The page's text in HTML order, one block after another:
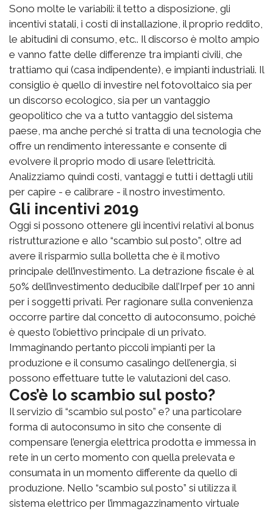
Sono molte le variabili: il tetto a disposizione, gli
incentivi statali, i costi di installazione, il proprio reddito,
le abitudini di consumo, etc.. Il discorso è molto ampio
e vanno fatte delle differenze tra impianti civili, che
trattiamo qui (casa indipendente), e impianti industriali. Il
consiglio è quello di investire nel fotovoltaico sia per
un discorso ecologico, sia per un vantaggio
geopolitico che va a tutto vantaggio del sistema
paese, ma anche perché si tratta di una tecnologia che
offre un rendimento interessante e consente di
evolvere il proprio modo di usare l’elettricità.
Analizziamo quindi costi, vantaggi e tutti i dettagli utili
per capire - e calibrare - il nostro investimento.
Gli incentivi 2019
Oggi si possono ottenere gli incentivi relativi al bonus
ristrutturazione e allo “scambio sul posto”, oltre ad
avere il risparmio sulla bolletta che è il motivo
principale dell’investimento. La detrazione fiscale è al
50% dell’investimento deducibile dall’Irpef per 10 anni
per i soggetti privati. Per ragionare sulla convenienza
occorre partire dal concetto di autoconsumo, poiché
è questo l’obiettivo principale di un privato.
Immaginando pertanto piccoli impianti per la
produzione e il consumo casalingo dell’energia, si
possono effettuare tutte le valutazioni del caso.
Cos’è lo scambio sul posto?
Il servizio di “scambio sul posto” e? una particolare
forma di autoconsumo in sito che consente di
compensare l’energia elettrica prodotta e immessa in
rete in un certo momento con quella prelevata e
consumata in un momento differente da quello di
produzione. Nello “scambio sul posto” si utilizza il
sistema elettrico per l’immagazzinamento virtuale